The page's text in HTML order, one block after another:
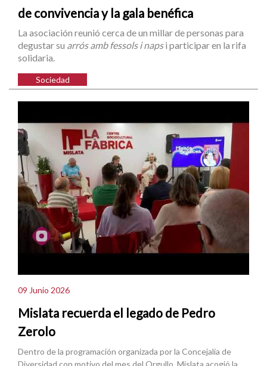
de convivencia y la gala benéfica
La asociación reunió cerca de un millar de personas para
degustar su arrós amb fessols i napsi participar en la rifa
solidaria.
Sociedad
09 Junio 2026
Mislata recuerda el legado de Pedro
Zerolo
Dentro de la programación organizada por la Concejalía de
Diversidad con motivo del mes del Orgullo, Mislata acogió la